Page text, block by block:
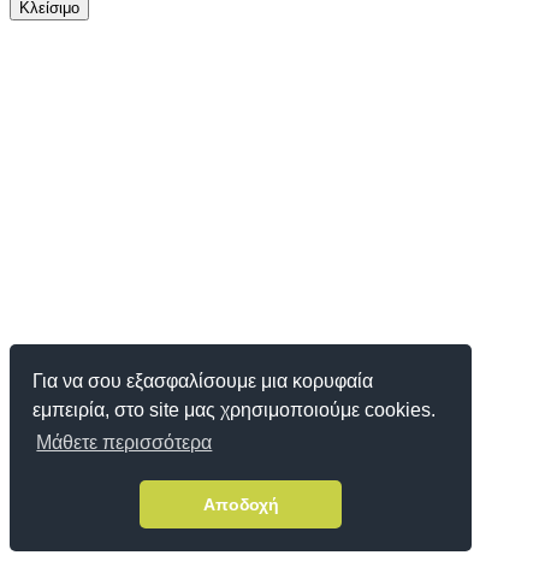
Για να σου εξασφαλίσουμε μια κορυφαία
εμπειρία, στο site μας χρησιμοποιούμε cookies.
Μάθετε περισσότερα
Αποδοχή
Κλείσιμο